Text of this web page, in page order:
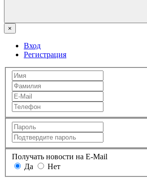
×
Вход
Регистрация
Получать новости на E-Mail
Да
Нет